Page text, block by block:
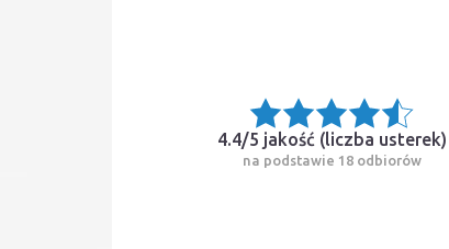
4.4/5 jakość (liczba usterek)
na podstawie 18 odbiorów